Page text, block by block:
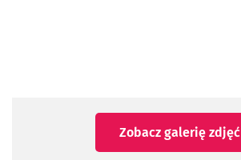
Zobacz galerię zdjęć